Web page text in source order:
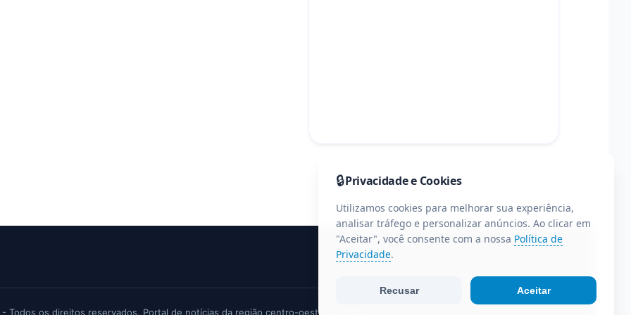
Todos os direitos reservados. Portal de notícias da região centro-oeste do Paraná.
🔒Privacidade e Cookies
Utilizamos cookies para melhorar sua experiência,
analisar tráfego e personalizar anúncios. Ao clicar em
"Aceitar", você consente com a nossa Política de
Privacidade.
Recusar Aceitar